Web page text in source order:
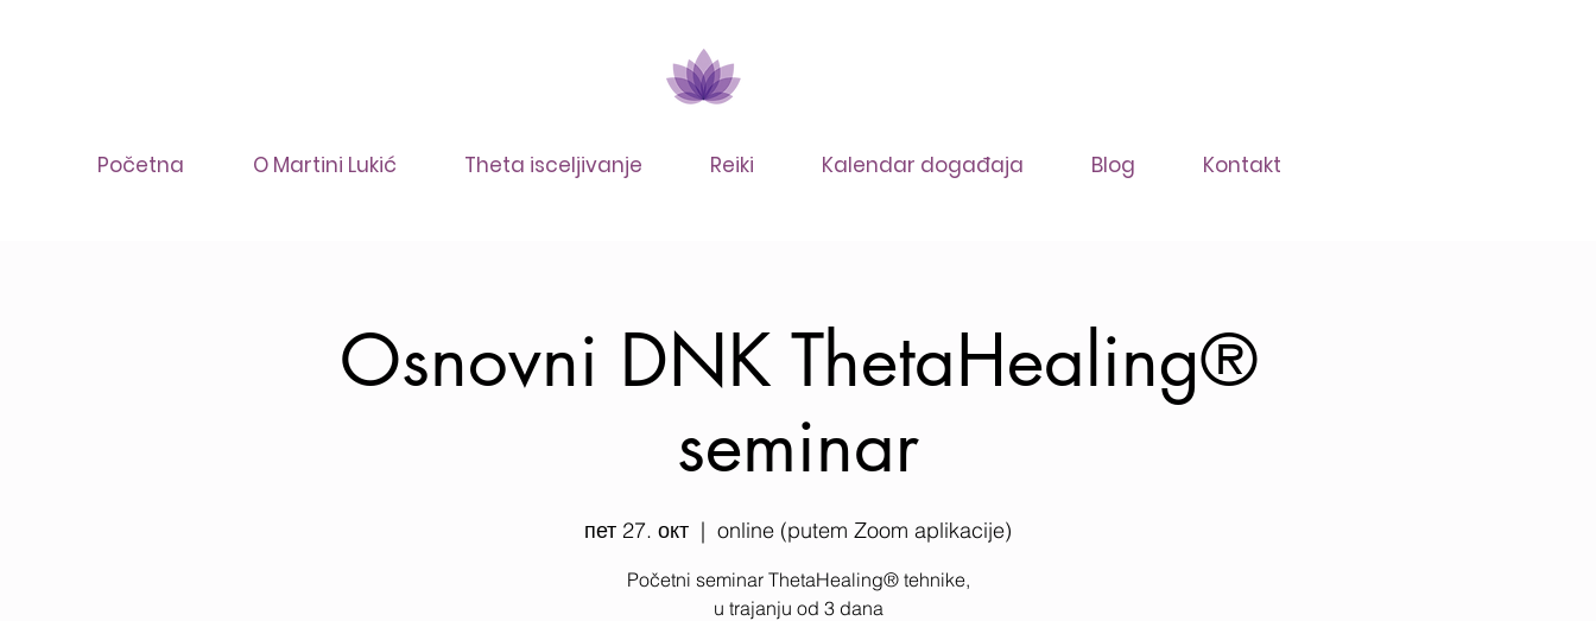
Početna O Martini Lukić Theta isceljivanje Reiki Kalendar događaja Blog Kontakt
Osnovni DNK ThetaHealing®
seminar
пет 27. окт
  |
online (putem Zoom aplikacije)
Početni seminar ThetaHealing® tehnike,
u trajanju od 3 dana